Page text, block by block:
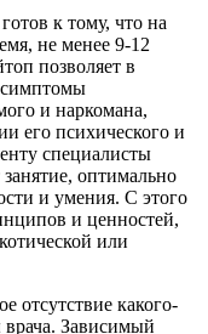
к тому, что на
не менее 9-12
позволяет в
симптомы
и наркомана,
его психического и
специалисты
оптимально
и умения. С этого
и ценностей,
или
отсутствие какого-
врача. Зависимый